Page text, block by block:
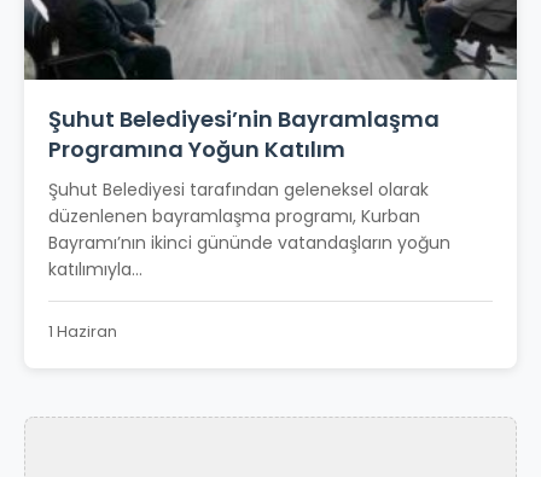
Şuhut Belediyesi’nin Bayramlaşma
Programına Yoğun Katılım
Şuhut Belediyesi tarafından geleneksel olarak
düzenlenen bayramlaşma programı, Kurban
Bayramı’nın ikinci gününde vatandaşların yoğun
katılımıyla...
1 Haziran